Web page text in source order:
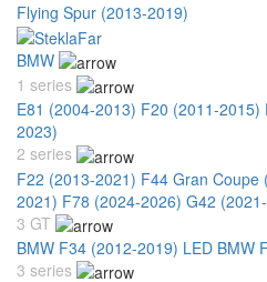
Flying Spur (2013-2019)
BMW
1 series
E81 (2004-2013) F20 (2011-2015)
2023)
2 series
F22 (2013-2021) F44 Gran Coupe
2021) F78 (2024-2026) G42
3 GT
BMW F34 (2012-2019) LED BMW
3 series